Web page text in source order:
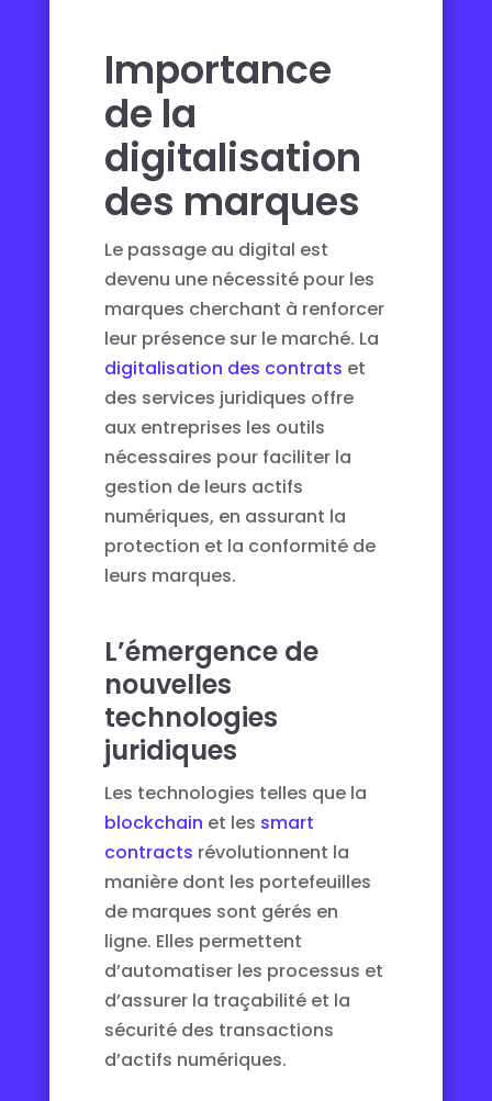
Importance
de la
digitalisation
des marques
Le passage au digital est
devenu une nécessité pour les
marques cherchant à renforcer
leur présence sur le marché. La
digitalisation des contrats et
des services juridiques offre
aux entreprises les outils
nécessaires pour faciliter la
gestion de leurs actifs
numériques, en assurant la
protection et la conformité de
leurs marques.
L’émergence de
nouvelles
technologies
juridiques
Les technologies telles que la
blockchain et les smart
contracts révolutionnent la
manière dont les portefeuilles
de marques sont gérés en
ligne. Elles permettent
d’automatiser les processus et
d’assurer la traçabilité et la
sécurité des transactions
d’actifs numériques.